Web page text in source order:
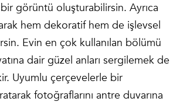
görüntü oluşturabilirsin. Ayrıca
hem dekoratif hem de işlevsel
Evin en çok kullanılan bölümü
dair güzel anları sergilemek de
Uyumlu çerçevelerle bir
fotoğraflarını antre duvarına